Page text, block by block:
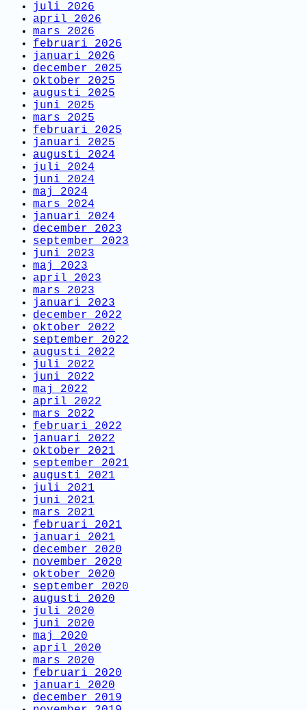
juli 2026
april 2026
mars 2026
februari 2026
januari 2026
december 2025
oktober 2025
augusti 2025
juni 2025
mars 2025
februari 2025
januari 2025
augusti 2024
juli 2024
juni 2024
maj 2024
mars 2024
januari 2024
december 2023
september 2023
juni 2023
maj 2023
april 2023
mars 2023
januari 2023
december 2022
oktober 2022
september 2022
augusti 2022
juli 2022
juni 2022
maj 2022
april 2022
mars 2022
februari 2022
januari 2022
oktober 2021
september 2021
augusti 2021
juli 2021
juni 2021
mars 2021
februari 2021
januari 2021
december 2020
november 2020
oktober 2020
september 2020
augusti 2020
juli 2020
juni 2020
maj 2020
april 2020
mars 2020
februari 2020
januari 2020
december 2019